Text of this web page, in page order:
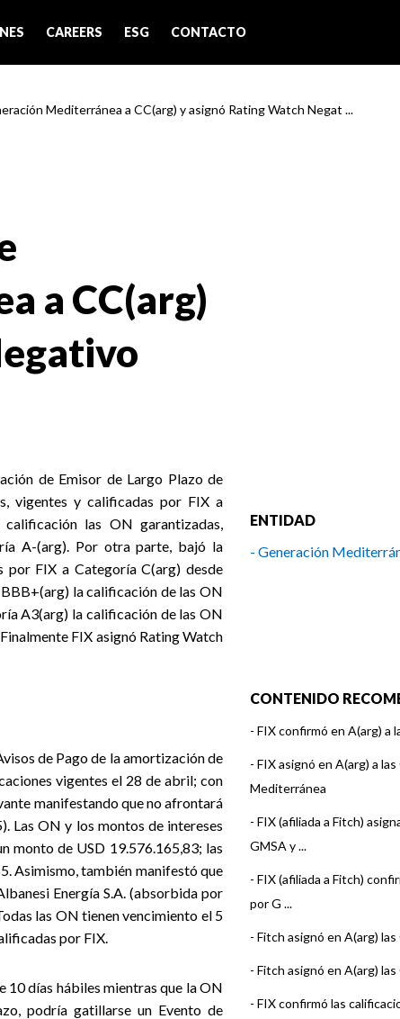
CAREERS ESG CONTACTO
Mediterránea a CC(arg) y asignó Rating Watch Negat ...
a CC(arg)
de Emisor de Largo Plazo de
vigentes y calificadas por FIX a
las ON garantizadas,
A-(arg). Por otra parte, bajó la
FIX a Categoría C(arg) desde
la calificación de las ON
A3(arg) la calificación de las ON
FIX asignó Rating Watch
de Pago de la amortización de
vigentes el 28 de abril; con
manifestando que no afrontará
Las ON y los montos de intereses
monto de USD 19.576.165,83; las
Asimismo, también manifestó que
Energía S.A. (absorbida por
las ON tienen vencimiento el 5
por FIX.
10 días hábiles mientras que la ON
podría gatillarse un Evento de
ENTIDAD
- Generación
CONTENIDO
- FIX confirmó en A(arg) a
- FIX asignó en A(arg) a
Mediterránea
- FIX (afiliada a Fitch)
GMSA y ...
- FIX (afiliada a Fitch)
por G ...
- Fitch asignó en A(arg)
- Fitch asignó en A(arg)
- FIX confirmó las